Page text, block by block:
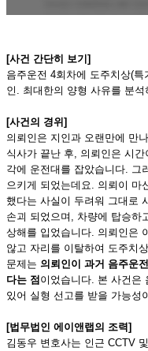
[사건 간단히 보기]
음주운전 4회차에 도주치상(
인. 최대한의 양형 사유를 분
[사건의 경위]
의뢰인은 지인과 오랜만에 만
식사가 끝난 후, 의뢰인은 시
각에 운전대를 잡았습니다. 그
으키게 되었는데요. 의뢰이 마
했다는 사실이 두려워 그대로
손괴 되었으며, 차량에 탑승하
상해를 입었습니다. 의뢰인은
않고 자리를 이탈하여 도주치
문제는 의뢰인이 과거 음주운
다는 점이었습니다. 본 사건은
있어 실형 선고를 받을 가능성
[법무법인 에이앤랩의 조력]
김동우 변호사는 인근 CCTV